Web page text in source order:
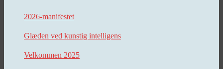
2026-manifestet
Glæden ved kunstig intelligens
Velkommen 2025